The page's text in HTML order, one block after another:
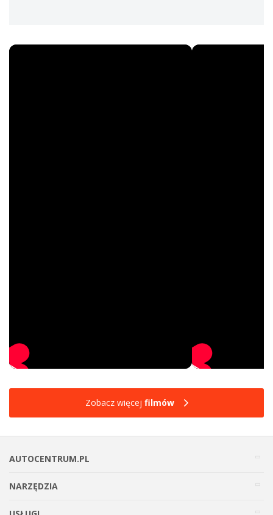
Zobacz więcej filmów
AUTOCENTRUM.PL
NARZĘDZIA